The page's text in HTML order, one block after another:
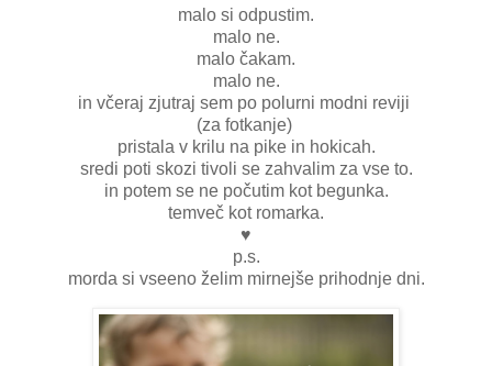
malo si odpustim.
malo ne.
malo čakam.
malo ne.
in včeraj zjutraj sem po polurni modni reviji
(za fotkanje)
pristala v krilu na pike in hokicah.
sredi poti skozi tivoli se zahvalim za vse to.
in potem se ne počutim kot begunka.
temveč kot romarka.
♥
p.s.
morda si vseeno želim mirnejše prihodnje dni.